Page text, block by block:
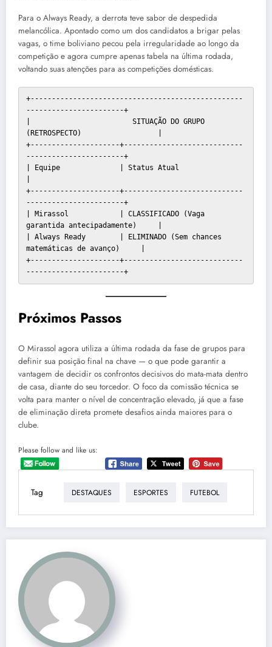
Para o Always Ready, a derrota teve sabor de despedida
melancólica. Apontado como um dos candidatos a brigar pelas
vagas, o time boliviano pecou pela irregularidade ao longo da
competição e agora cumpre apenas tabela na última rodada,
voltando suas atenções para as competições domésticas.
+--------------------------------------------------
-----------------------+
|                        SITUAÇÃO DO GRUPO
(RETROSPECTO)                  |
+---------------------+----------------------------
-----------------------+
| Equipe              | Status Atual
+---------------------+----------------------------
-----------------------+
| Mirassol            | CLASSIFICADO (Vaga
garantida antecipadamente)     |
| Always Ready        | ELIMINADO (Sem chances
matemáticas de avanço)     |
+---------------------+----------------------------
Próximos Passos
O Mirassol agora utiliza a última rodada da fase de grupos para
definir sua posição final na chave — o que pode garantir a
vantagem de decidir os confrontos decisivos do mata-mata dentro
de casa, diante do seu torcedor. O foco da comissão técnica se
volta para manter o nível de concentração elevado, já que a fase
de eliminação direta promete desafios ainda maiores para o
clube.
Please follow and like us:
Tag DESTAQUES ESPORTES FUTEBOL